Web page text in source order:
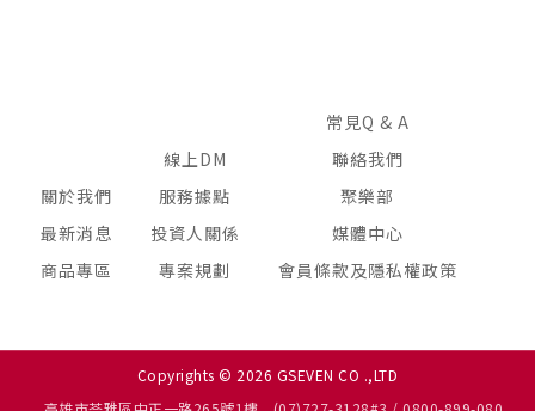
關於我們
最新消息
商品專區
線上DM
服務據點
投資人關係
專案規劃
常見Q & A
聯絡我們
聚樂部
媒體中心
會員條款及隱私權政策
Copyrights © 2026 GSEVEN CO .,LTD